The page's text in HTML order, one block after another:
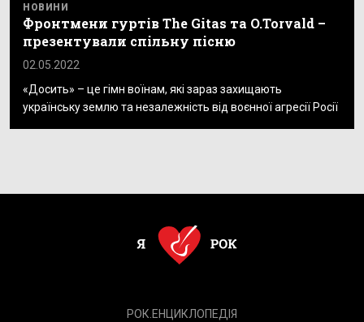
НОВИНИ
Фронтмени гуртів The Gitas та O.Torvald –
презентували спільну пісню
02.05.2022
«Досить» – це гімн воїнам, які зараз захищають
українську землю та незалежність від воєнної агресії Росії
РОК.ЕНЦИКЛОПЕДІЯ